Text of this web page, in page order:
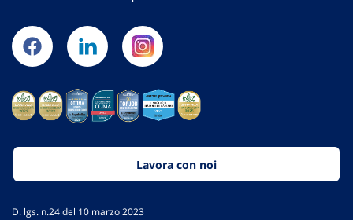
Lavora con noi
D. lgs. n.24 del 10 marzo 2023